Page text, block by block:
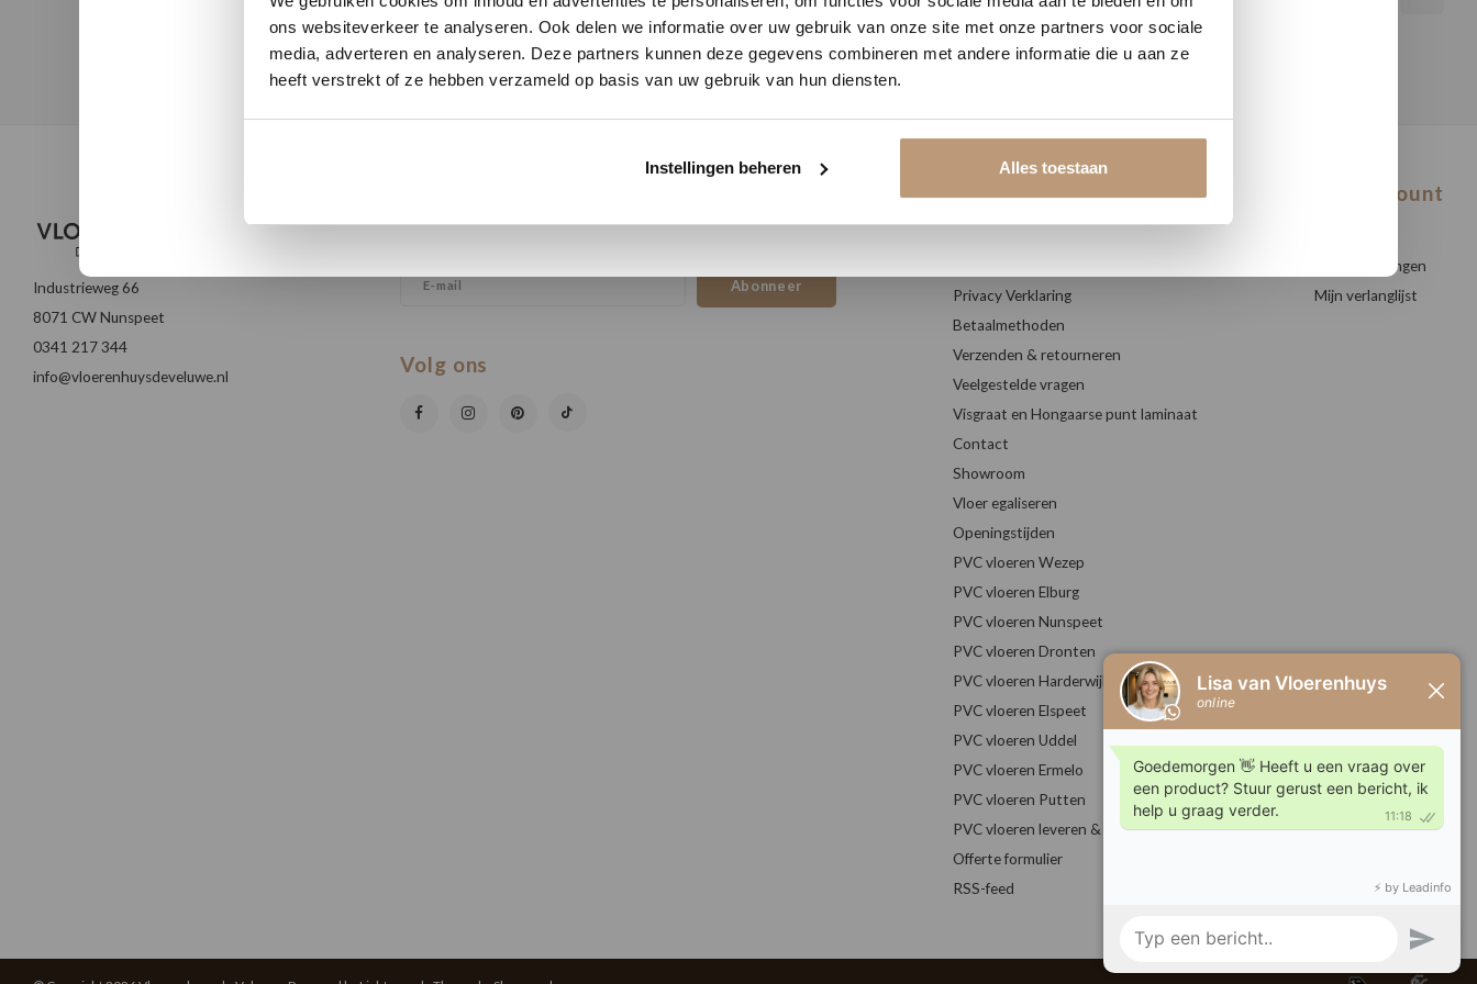
Vraag snel een offerte aan en bespaar direct.
Bekijk plak PVC vloeren
ons websiteverkeer te analyseren. Ook delen we informatie over uw gebruik van onze site met onze partners voor sociale
media, adverteren en analyseren. Deze partners kunnen deze gegevens combineren met andere informatie die u aan ze
heeft verstrekt of ze hebben verzameld op basis van uw gebruik van hun diensten.
Instellingen beheren Alles toestaan
Industrieweg 66
8071 CW Nunspeet
0341 217 344
info@vloerenhuysdeveluwe.nl
Abonneer
Volg ons
Klantenservice
Privacy Verklaring
Betaalmethoden
Verzenden & retourneren
Veelgestelde vragen
Visgraat en Hongaarse punt laminaat
Contact
Showroom
Vloer egaliseren
Openingstijden
PVC vloeren Wezep
PVC vloeren Elburg
PVC vloeren Nunspeet
PVC vloeren Dronten
PVC vloeren Harderwijk
PVC vloeren Elspeet
PVC vloeren Uddel
PVC vloeren Ermelo
PVC vloeren Putten
PVC vloeren leveren & leggen
Offerte formulier
RSS-feed
Mijn account
Mijn bestellingen
Mijn verlanglijst